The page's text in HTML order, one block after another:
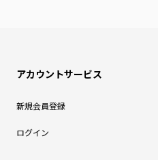
アカウントサービス
新規会員登録
ログイン